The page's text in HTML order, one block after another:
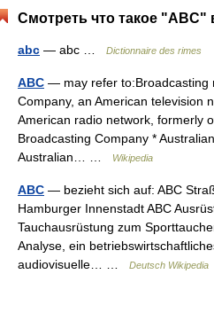
Смотреть что такое "ABC"
abc — abc … Dictionnaire des rimes
ABC — may refer to:Broadcasting
Company, an American television
American radio network, formerly
Broadcasting Company *
Australian… …
Wikipedia
ABC — bezieht sich auf: ABC
Hamburger Innenstadt ABC
Tauchausrüstung zum
Analyse, ein
audiovisuelle… …
Deutsch Wikipedia